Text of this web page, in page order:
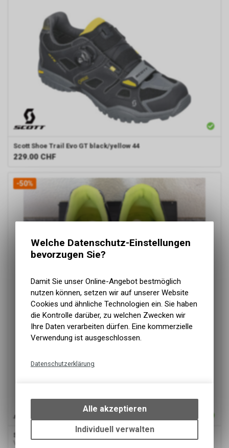
Scott Shoe Trail Evo GT black/yellow 44
229.00 CHF
-50%
Scott
Veloschuhe 42
Welche Datenschutz-Einstellungen
bevorzugen Sie?
Damit Sie unser Online-Angebot bestmöglich
nutzen können, setzen wir auf unserer Website
Cookies und ähnliche Technologien ein. Sie haben
die Kontrolle darüber, zu welchen Zwecken wir
Ihre Daten verarbeiten dürfen. Eine kommerzielle
Verwendung ist ausgeschlossen.
Datenschutzerklärung
bestimmte Interaktionen und
Einstellungen auf Ihrem Gerät,
um die grundlegenden
Funktionen unseres Online-
Alle akzeptieren
Individuell verwalten